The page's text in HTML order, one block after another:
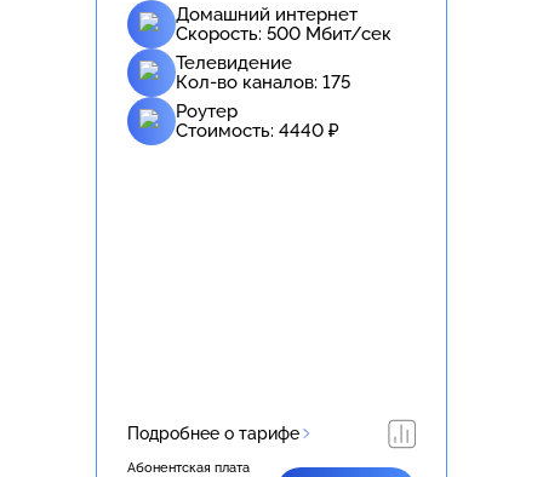
Домашний интернет
Скорость: 500 Мбит/сек
Телевидение
Кол-во каналов: 175
Роутер
Стоимость: 4440 ₽
Подробнее о тарифе
Абонентская плата